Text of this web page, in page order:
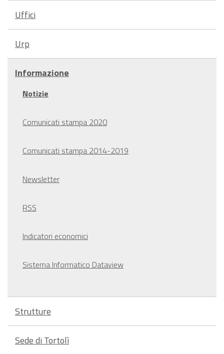
Uffici
Urp
Informazione
Notizie
Comunicati stampa 2020
Comunicati stampa 2014-2019
Newsletter
RSS
Indicatori economici
Sistema Informatico Dataview
Strutture
Sede di Tortolì